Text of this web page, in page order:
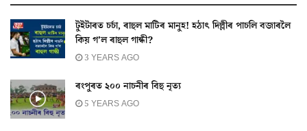
টুইটাৰত চৰ্চা, ৰাহুল মাটিৰ মানুহ! হঠাৎ দিল্লীৰ পাচলি বজাৰলৈ
কিয় গ’ল ৰাহুল গান্ধী?
3 YEARS AGO
ৰংপুৰত ২০০ নাচনীৰ বিহু নৃত্য
5 YEARS AGO